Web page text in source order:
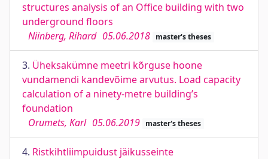
structures analysis of an Office building with two
underground floors
Niinberg, Rihard 05.06.2018 master's theses
3. Üheksakümne meetri kõrguse hoone
vundamendi kandevõime arvutus. Load capacity
calculation of a ninety-metre building’s
foundation
Orumets, Karl 05.06.2019 master's theses
4. Ristkihtliimpuidust jäikusseinte